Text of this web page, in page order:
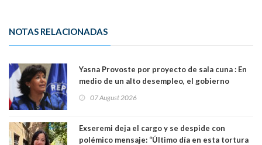
NOTAS RELACIONADAS
Yasna Provoste por proyecto de sala cuna : En
medio de un alto desempleo, el gobierno
07 August 2026
Exseremi deja el cargo y se despide con
polémico mensaje: “Último día en esta tortura